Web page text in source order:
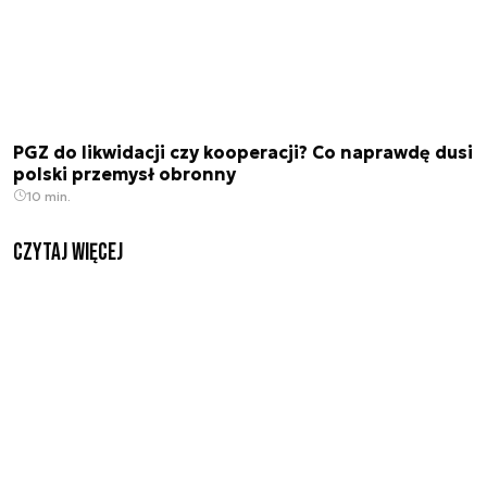
PGZ do likwidacji czy kooperacji? Co naprawdę dusi
polski przemysł obronny
10 min.
czytaj więcej